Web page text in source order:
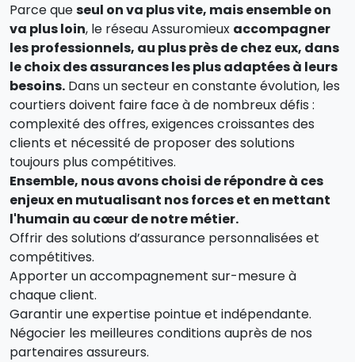
Parce queseul on va plus vite, mais ensemble on
va plus loin, le réseau Assuromieux accompagner
les professionnels, au plus près de chez eux, dans
le choix des assurances les plus adaptées à leurs
besoins. Dans un secteur en constante évolution, les
courtiers doivent faire face à de nombreux défis :
complexité des offres, exigences croissantes des
clients et nécessité de proposer des solutions
toujours plus compétitives.
Ensemble, nous avons choisi de répondre à ces
enjeux en mutualisant nos forces et en mettant
l'humain au cœur de notre métier.
Offrir des solutions d’assurance personnalisées et
compétitives.
Apporter un accompagnement sur-mesure à
chaque client.
Garantir une expertise pointue et indépendante.
Négocier les meilleures conditions auprès de nos
partenaires assureurs.